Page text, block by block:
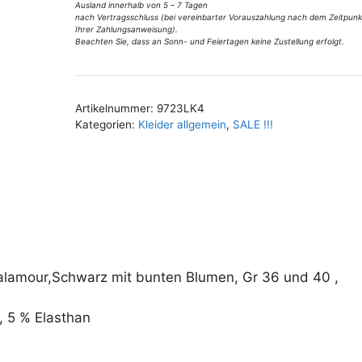
Gr
36
40
Menge
Ausland innerhalb von 5 – 7 Tagen
nach Vertragsschluss (bei vereinbarter Vorauszahlung nach dem
Ihrer Zahlungsanweisung).
Beachten Sie, dass an Sonn- und Feiertagen keine Zustellung erfolgt.
:
Artikelnummer: 9723LK4
Kategorien: Kleider allgemein, SALE !!!
mit bunten Blumen, Gr 36 und 40 ,
5 % Elasthan